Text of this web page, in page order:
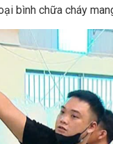
bình chữa cháy